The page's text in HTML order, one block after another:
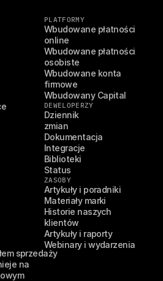
sprzedaży
na
PLATFORMY
Wbudowane płatności
online
Wbudowane płatności
osobiste
Wbudowane konta
firmowe
Wbudowany Capital
DEWELOPERZY
Dziennik
zmian
Dokumentacja
Integracje
Biblioteki
Status
ZASOBY
Artykuły i poradniki
Materiały marki
Historie naszych
klientów
Artykuły i raporty
Webinary i wydarzenia